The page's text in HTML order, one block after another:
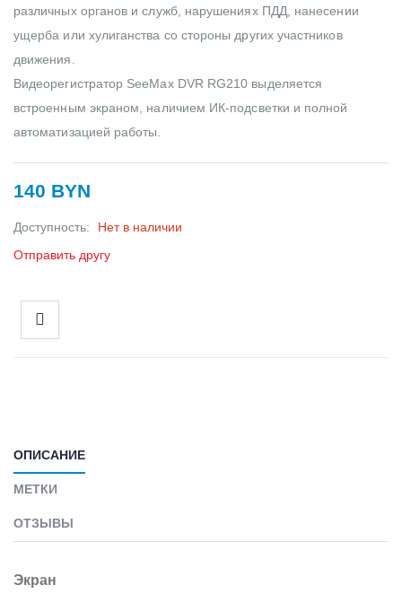
различных органов и служб, нарушениях ПДД, нанесении
ущерба или хулиганства со стороны других участников
движения.
Видеорегистратор SeeMax DVR RG210 выделяется
встроенным экраном, наличием ИК-подсветки и полной
автоматизацией работы.
140 BYN
Доступность:
Нет в наличии
Отправить другу
ОПИСАНИЕ
МЕТКИ
ОТЗЫВЫ
Экран